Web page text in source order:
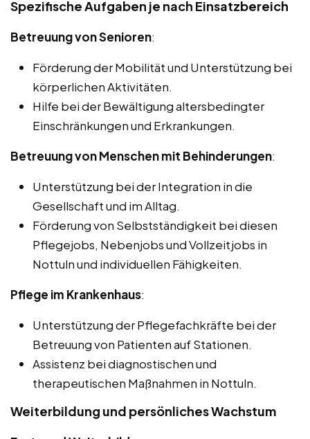
Spezifische Aufgaben je nach Einsatzbereich
Betreuung von Senioren:
Förderung der Mobilität und Unterstützung bei
körperlichen Aktivitäten.
Hilfe bei der Bewältigung altersbedingter
Einschränkungen und Erkrankungen.
Betreuung von Menschen mit Behinderungen:
Unterstützung bei der Integration in die
Gesellschaft und im Alltag.
Förderung von Selbstständigkeit bei diesen
Pflegejobs, Nebenjobs und Vollzeitjobs in
Nottuln und individuellen Fähigkeiten.
Pflege im Krankenhaus:
Unterstützung der Pflegefachkräfte bei der
Betreuung von Patienten auf Stationen.
Assistenz bei diagnostischen und
therapeutischen Maßnahmen in Nottuln.
Weiterbildung und persönliches Wachstum